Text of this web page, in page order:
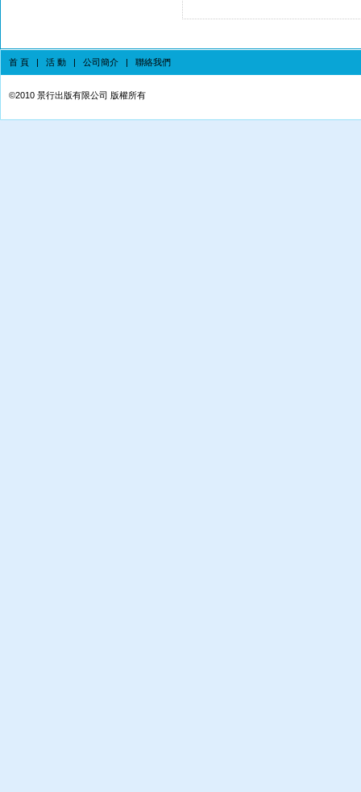
首 頁 | 活 動 | 公司簡介 | 聯絡我們
©2010 景行出版有限公司 版權所有